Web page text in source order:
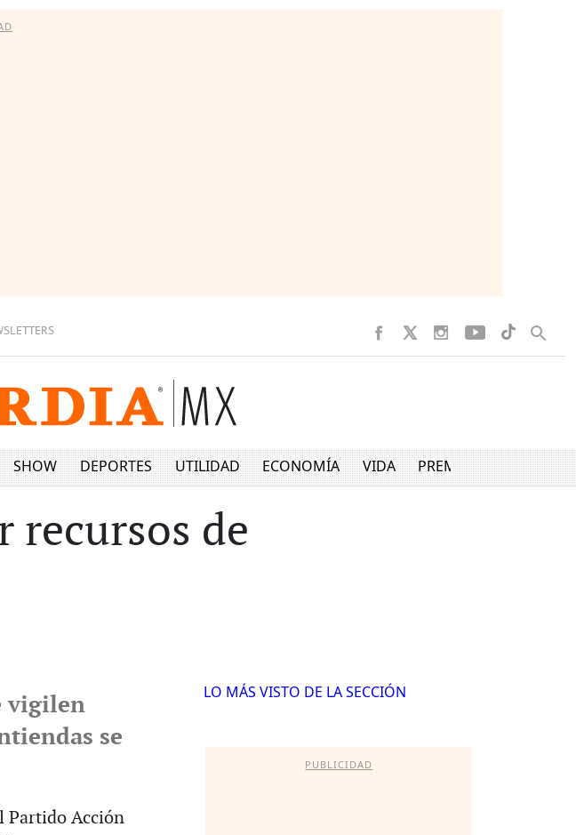
SHOW DEPORTES UTILIDAD ECONOMÍA VIDA PREMIUM
recursos de
vigilen
se
Partido Acción
LO MÁS VISTO DE LA SECCIÓN
PUBLICIDAD